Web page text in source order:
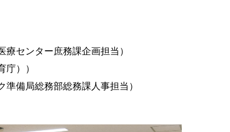
センター庶務課企画担当）
））
備局総務部総務課人事担当）